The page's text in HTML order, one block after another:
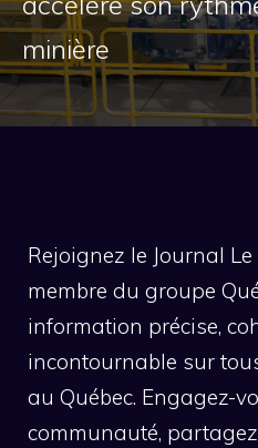
minière
Rejoignez le Journal Le
membre du groupe
information précise,
incontournable sur
au Québec. Engagez-
communauté,